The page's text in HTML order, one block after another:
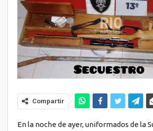
Compartir
En la noche de ayer, uniformados de la